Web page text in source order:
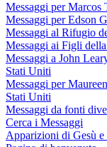
Messaggi per Marcos
Messaggi per Edson
Messaggi al Rifugio
Messaggi ai Figli
Messaggi a John
Stati Uniti
Messaggi per
Stati Uniti
Messaggi da fonti
Cerca i Messaggi
Apparizioni di Gesù e